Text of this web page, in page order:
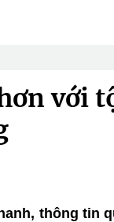
với
thông tin